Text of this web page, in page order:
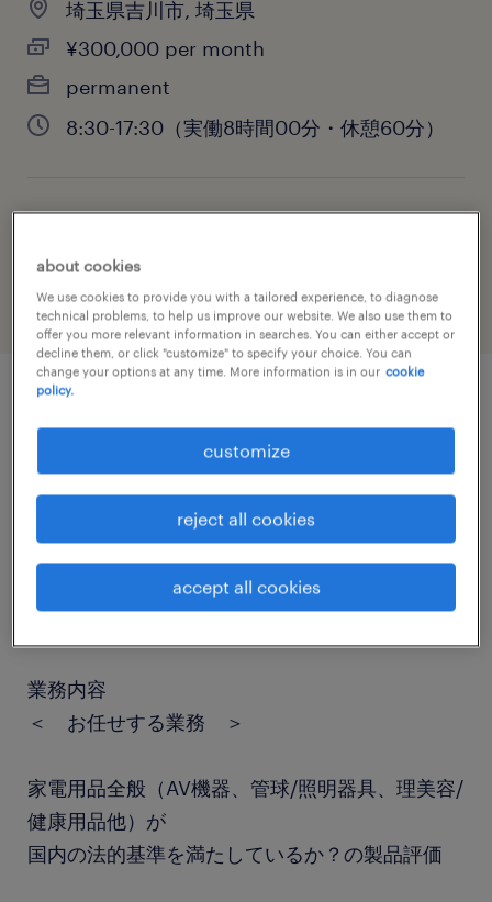
埼玉県吉川市, 埼玉県
¥300,000 per month
permanent
8:30-17:30（実働8時間00分・休憩60分）
administrative & support services
job details
職種
その他オフィスワーク・事務
業務内容
＜ お任せする業務 ＞
家電用品全般（AV機器、管球/照明器具、理美容/
健康用品他）が
国内の法的基準を満たしているか？の製品評価
about cookies
We use cookies to provide you with a tailored experience, to diagnose
technical problems, to help us improve our website. We also use them to
offer you more relevant information in searches. You can either accept or
decline them, or click "customize" to specify your choice. You can
change your options at any time. More information is in our cookie
policy.
customize
reject all cookies
accept all cookies